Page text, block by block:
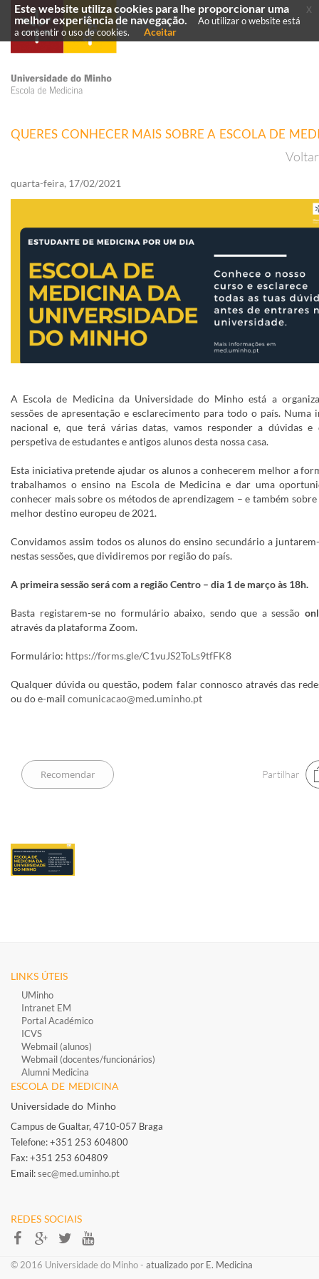
QUERES CONHECER MAIS SOBRE A ESCOLA DE
Voltar
quarta-feira, 17/02/2021
A Escola de Medicina da Universidade do Minho está a
sessões de apresentação e esclarecimento para todo o país. Numa
nacional e, que terá várias datas, vamos responder a dúvidas e
perspetiva de estudantes e antigos alunos desta nossa casa.
Esta iniciativa pretende ajudar os alunos a conhecerem melhor a
trabalhamos o ensino na Escola de Medicina e dar uma
conhecer mais sobre os métodos de aprendizagem – e também sobre
melhor destino europeu de 2021.
Convidamos assim todos os alunos do ensino secundário a
nestas sessões, que dividiremos por região do país.
A primeira sessão será com a região Centro – dia 1 de março às 18h.
Basta registarem-se no formulário abaixo, sendo que a sessão
através da plataforma Zoom.
Formulário: https://forms.gle/C1vuJS2ToLs9tfFK8
Qualquer dúvida ou questão, podem falar connosco através das
ou do e-mail comunicacao@med.uminho.pt
Partilhar
LINKS ÚTEIS
UMinho
Intranet EM
Portal Académico
ICVS
Webmail (alunos)
Webmail (docentes/funcionários)
Alumni Medicina
ESCOLA DE MEDICINA
Universidade do Minho
Campus de Gualtar, 4710-057 Braga
Telefone: +351 253 604800​
Fax: +351 253 604809
Email:sec@med.uminho.pt
REDES SOCIAIS​​​​
​​© 2016 Universidade do Minho​ - atualizado por E. Medicina
Este website utiliza cookies para lhe proporcionar uma
melhor experiência de navegação.
Ao utilizar o website está
a consentir o uso de cookies.
Aceitar
x